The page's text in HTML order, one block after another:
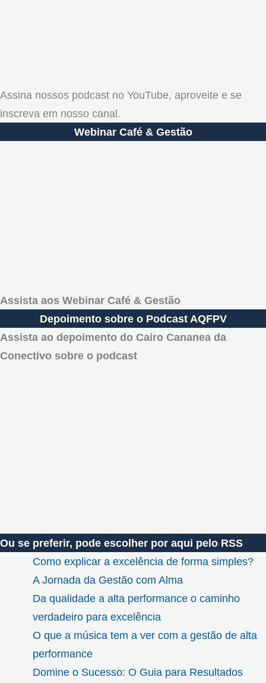
Assina nossos podcast no YouTube, aproveite e se
inscreva em nosso canal.
Webinar Café & Gestão
Assista aos Webinar Café & Gestão
Depoimento sobre o Podcast AQFPV
Assista ao depoimento do Cairo Cananea da
Conectivo sobre o podcast
Ou se preferir, pode escolher por aqui pelo RSS
Como explicar a excelência de forma simples?
A Jornada da Gestão com Alma
Da qualidade a alta performance o caminho
verdadeiro para excelência
O que a música tem a ver com a gestão de alta
performance
Domine o Sucesso: O Guia para Resultados